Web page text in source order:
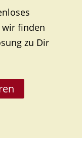
wir finden
zu Dir